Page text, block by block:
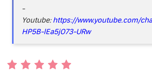
-
Youtube:https://www.youtube.com/
HP5B-lEa5jO73-URw